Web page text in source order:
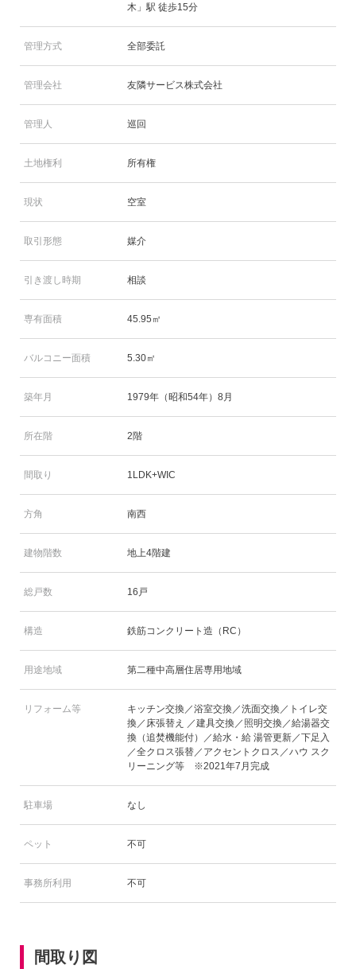
木」駅 徒歩15分
管理方式 全部委託
管理会社 友隣サービス株式会社
管理人 巡回
土地権利 所有権
現状 空室
取引形態 媒介
引き渡し時期 相談
専有面積 45.95㎡
バルコニー面積 5.30㎡
築年月 1979年（昭和54年）8月
所在階 2階
間取り 1LDK+WIC
方角 南西
建物階数 地上4階建
総戸数 16戸
構造 鉄筋コンクリート造（RC）
用途地域 第二種中高層住居専用地域
リフォーム等
キッチン交換／浴室交換／洗面交換／トイレ交
換／床張替え ／建具交換／照明交換／給湯器交
換（追焚機能付）／給水・給 湯管更新／下足入
／全クロス張替／アクセントクロス／ハウ スク
リーニング等 ※2021年7月完成
駐車場 なし
ペット 不可
事務所利用 不可
間取り図